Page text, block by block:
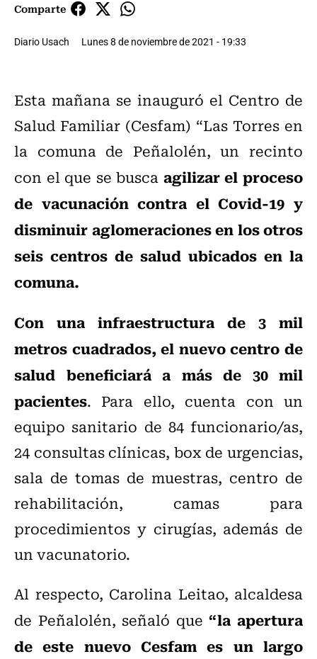
Comparte
Diario Usach Lunes 8 de noviembre de 2021 - 19:33
Esta mañana se inauguró el Centro de
Salud Familiar (Cesfam) “Las Torres en
la comuna de Peñalolén, un recinto
con el que se busca agilizar el proceso
de vacunación contra el Covid-19 y
disminuir aglomeraciones en los otros
seis centros de salud ubicados en la
comuna.
Con una infraestructura de 3 mil
metros cuadrados, el nuevo centro de
salud beneficiará a más de 30 mil
pacientes. Para ello, cuenta con un
equipo sanitario de 84 funcionario/as,
24 consultas clínicas, box de urgencias,
sala de tomas de muestras, centro de
rehabilitación, camas para
procedimientos y cirugías, además de
un vacunatorio.
Al respecto, Carolina Leitao, alcaldesa
de Peñalolén, señaló que“la apertura
de este nuevo Cesfam es un largo